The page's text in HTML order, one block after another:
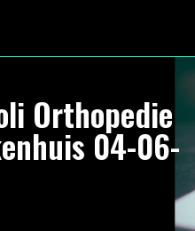
Orthopedie
04-06-